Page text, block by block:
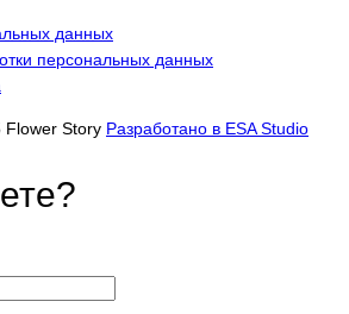
данных
персональных данных
Story Разработано в ESA Studio